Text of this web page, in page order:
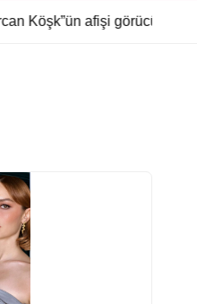
afişi görücüye çıktı